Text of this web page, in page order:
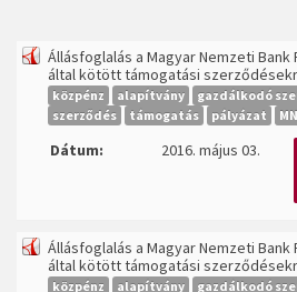
Állásfoglalás a Magyar Nemzeti Bank
által kötött támogatási
közpénz alapítvány gazdálkodó
szerződés
támogatás pályázat
Dátum:
2016. május 03.
Állásfoglalás a Magyar Nemzeti Bank
által kötött támogatási
közpénz alapítvány gazdálkodó